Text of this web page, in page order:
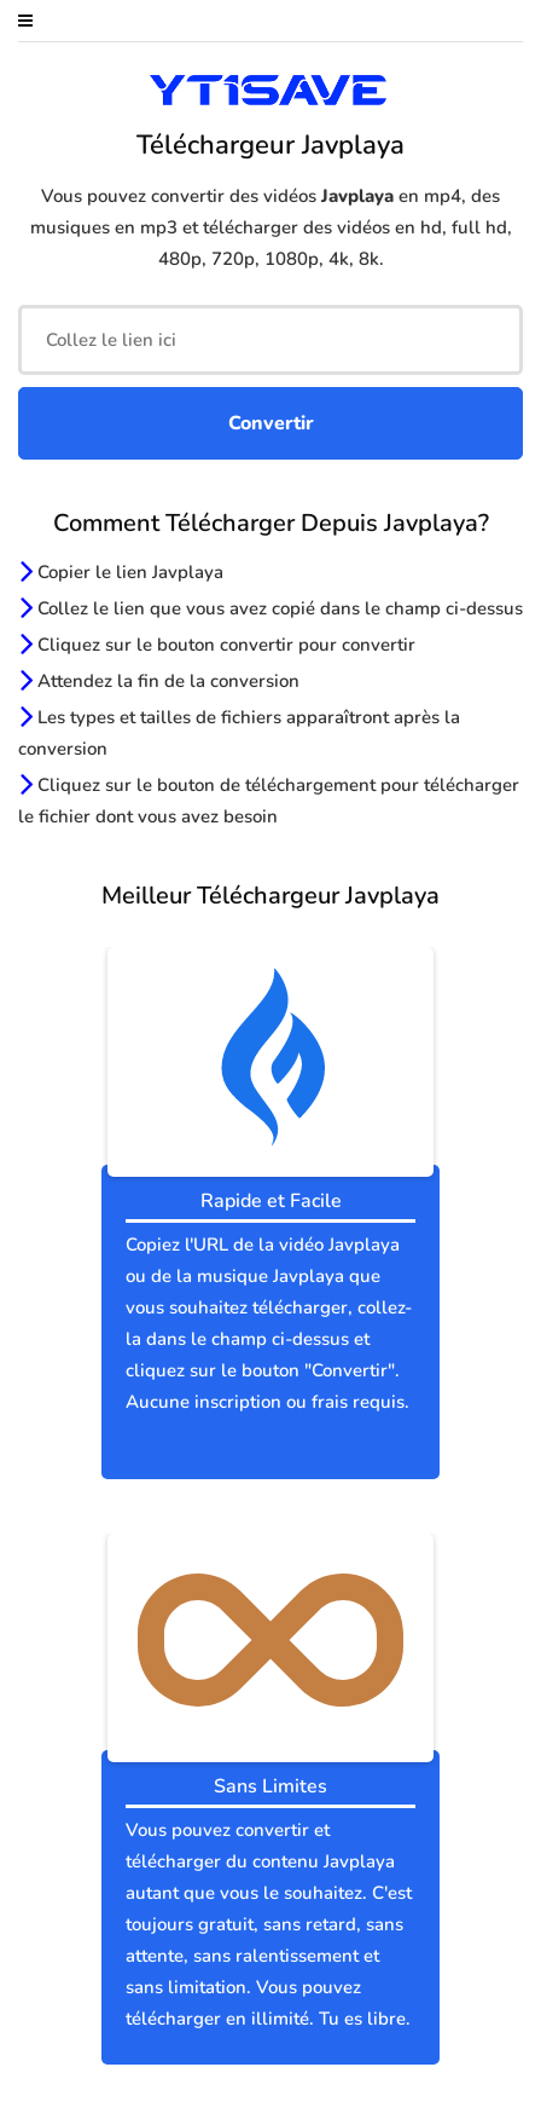
Téléchargeur Javplaya
Vous pouvez convertir des vidéosJavplaya en mp4, des
musiques en mp3 et télécharger des vidéos en hd, full hd,
480p, 720p, 1080p, 4k, 8k.
Comment Télécharger Depuis Javplaya?
Copier le lien Javplaya
Collez le lien que vous avez copié dans le champ ci-dessus
Cliquez sur le bouton convertir pour convertir
Attendez la fin de la conversion
Les types et tailles de fichiers apparaîtront après la
conversion
Cliquez sur le bouton de téléchargement pour télécharger
le fichier dont vous avez besoin
Meilleur Téléchargeur Javplaya
Rapide et Facile
Copiez l'URL de la vidéo Javplaya
ou de la musique Javplaya que
vous souhaitez télécharger, collez-
la dans le champ ci-dessus et
cliquez sur le bouton "Convertir".
Aucune inscription ou frais requis.
Sans Limites
Vous pouvez convertir et
télécharger du contenu Javplaya
autant que vous le souhaitez. C'est
toujours gratuit, sans retard, sans
attente, sans ralentissement et
sans limitation. Vous pouvez
télécharger en illimité. Tu es libre.